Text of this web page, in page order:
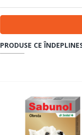
PRODUSE CE